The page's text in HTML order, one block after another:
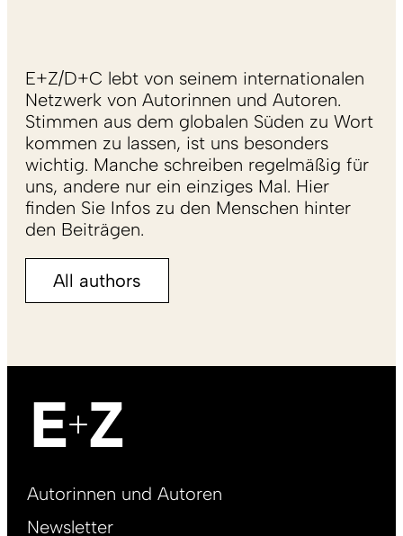
E+Z/D+C lebt von seinem internationalen
Netzwerk von Autorinnen und Autoren.
Stimmen aus dem globalen Süden zu Wort
kommen zu lassen, ist uns besonders
wichtig. Manche schreiben regelmäßig für
uns, andere nur ein einziges Mal. Hier
finden Sie Infos zu den Menschen hinter
den Beiträgen.
All authors
Footer
DE
Autorinnen und Autoren
Newsletter